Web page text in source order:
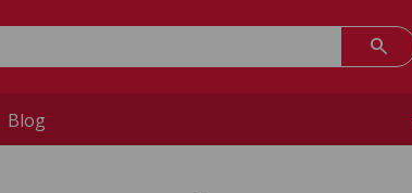
search
Blog